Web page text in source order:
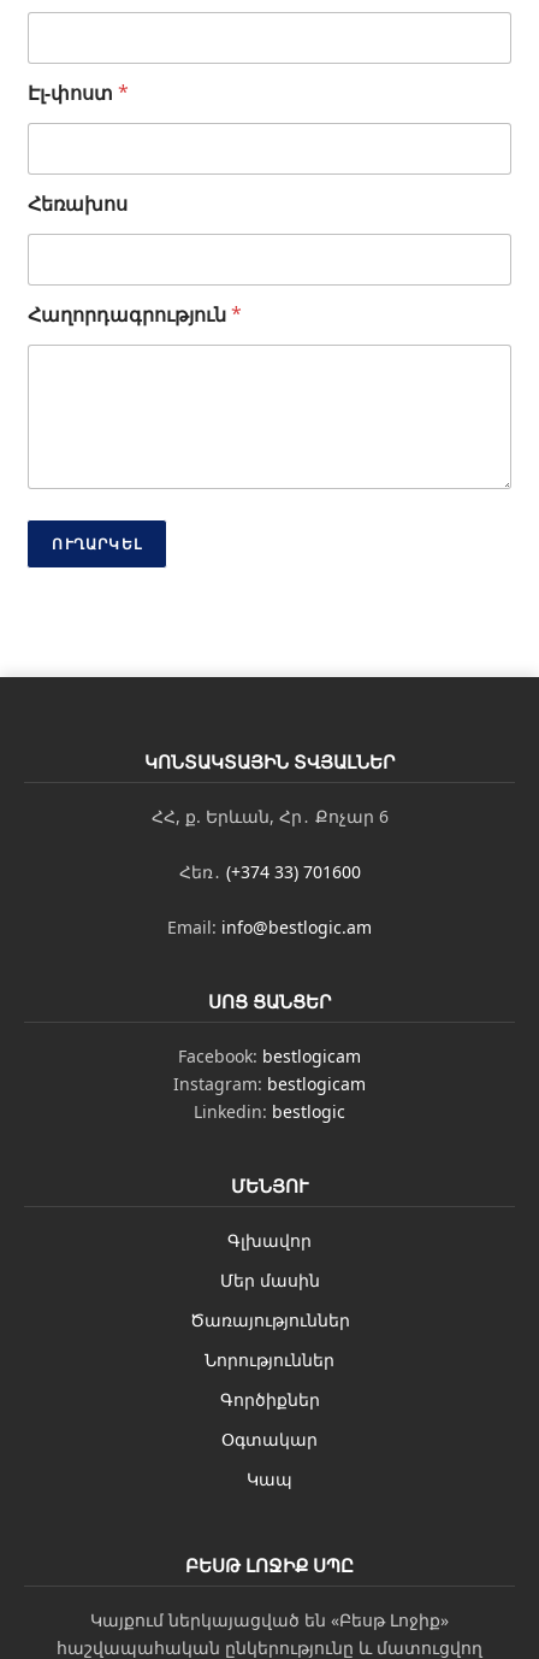
Էլ-փոստ*
Հեռախոս
*
*
Հաղորդագրություն*
ՈՒՂԱՐԿԵԼ
ԿՈՆՏԱԿՏԱՅԻՆ ՏՎՅԱԼՆԵՐ
ՀՀ, ք. Երևան, Հր․ Քոչար 6
Հեռ․ (+374 33) 701600
Email: info@bestlogic.am
ՍՈՑ ՑԱՆՑԵՐ
Facebook: bestlogicam
Instagram: bestlogicam
Linkedin: bestlogic
ՄԵՆՅՈՒ
Գլխավոր
Մեր մասին
Ծառայություններ
Նորություններ
Գործիքներ
Օգտակար
Կապ
ԲԵՍԹ ԼՈՋԻՔ ՍՊԸ
Կայքում ներկայացված են «Բեսթ Լոջիք»
հաշվապահական ընկերությունը և մատուցվող